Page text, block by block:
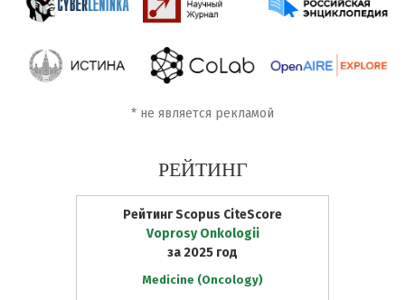
* не является рекламой
РЕЙТИНГ
Рейтинг Scopus CiteScore
Voprosy Onkologii
за 2025 год
Medicine (Oncology)